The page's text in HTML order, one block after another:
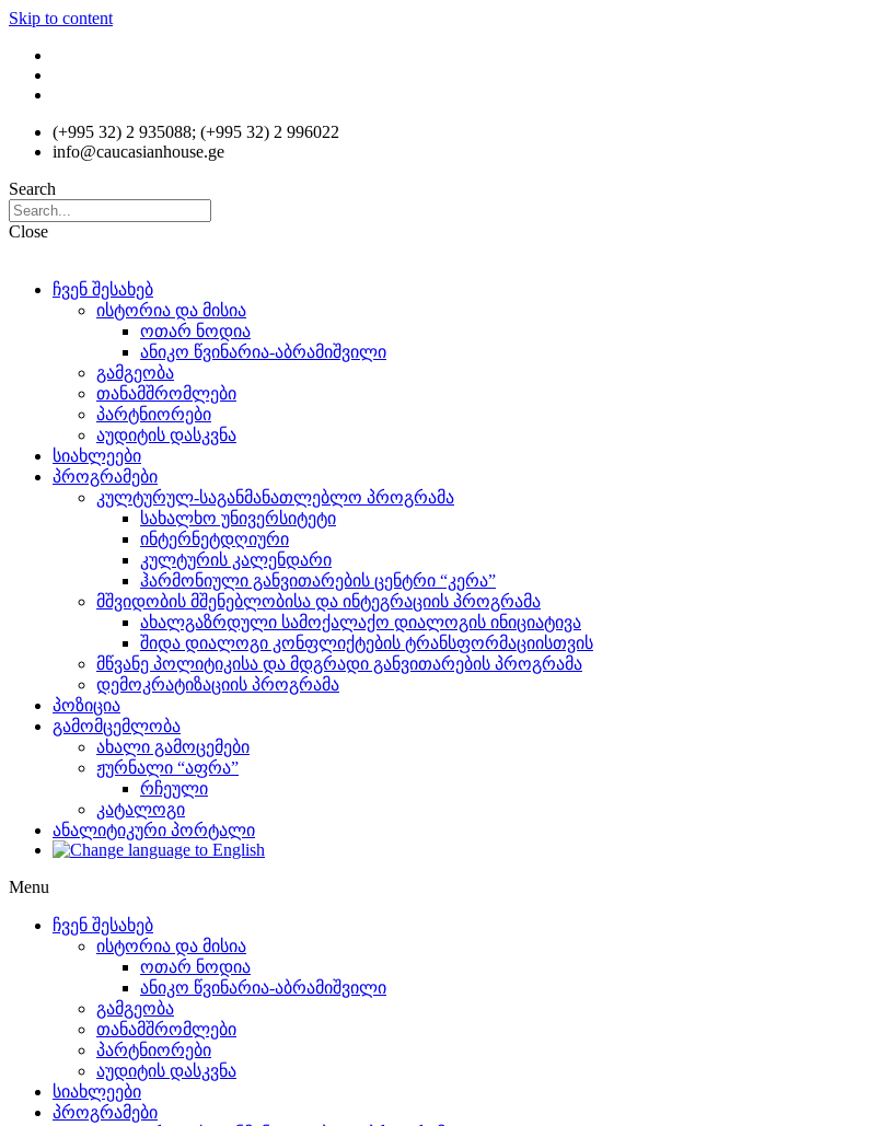
Skip to content
(+995 32) 2 935088; (+995 32) 2 996022
info@caucasianhouse.ge
Search
Close
ჩვენ შესახებ
ისტორია და მისია
ოთარ ნოდია
ანიკო წვინარია-აბრამიშვილი
გამგეობა
თანამშრომლები
პარტნიორები
აუდიტის დასკვნა
სიახლეები
პროგრამები
კულტურულ-საგანმანათლებლო პროგრამა
სახალხო უნივერსიტეტი
ინტერნეტდღიური
კულტურის კალენდარი
ჰარმონიული განვითარების ცენტრი “კერა”
მშვიდობის მშენებლობისა და ინტეგრაციის პროგრამა
ახალგაზრდული სამოქალაქო დიალოგის ინიციატივა
შიდა დიალოგი კონფლიქტების ტრანსფორმაციისთვის
მწვანე პოლიტიკისა და მდგრადი განვითარების პროგრამა
დემოკრატიზაციის პროგრამა
პოზიცია
გამომცემლობა
ახალი გამოცემები
ჟურნალი “აფრა”
რჩეული
კატალოგი
ანალიტიკური პორტალი
Menu
ჩვენ შესახებ
ისტორია და მისია
ოთარ ნოდია
ანიკო წვინარია-აბრამიშვილი
გამგეობა
თანამშრომლები
პარტნიორები
აუდიტის დასკვნა
სიახლეები
პროგრამები